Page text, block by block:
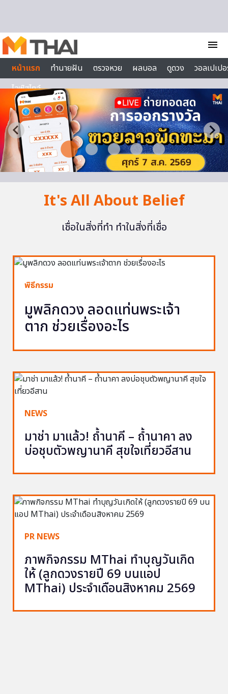
menu
หน้าแรก
ทำนายฝัน ตรวจหวย ผลบอล ดูดวง
วอลเปเป
ไลฟ์สไตล์
It's All About Belief
เชื่อในสิ่งที่ทำ ทำในสิ่งที่เชื่อ
พิธีกรรม
มูพลิกดวง ลอดแท่นพระเจ้า
ตาก ช่วยเรื่องอะไร
NEWS
มาช่า มาแล้ว! ถ้ำนาคี – ถ้ำนาคา ลง
บ่อชุบตัวพญานาคี สุขใจเที่ยวอีสาน
PR NEWS
ภาพกิจกรรม MThai ทำบุญวันเกิด
ให้ (ลูกดวงรายปี 69 บนแอป
MThai) ประจำเดือนสิงหาคม 2569